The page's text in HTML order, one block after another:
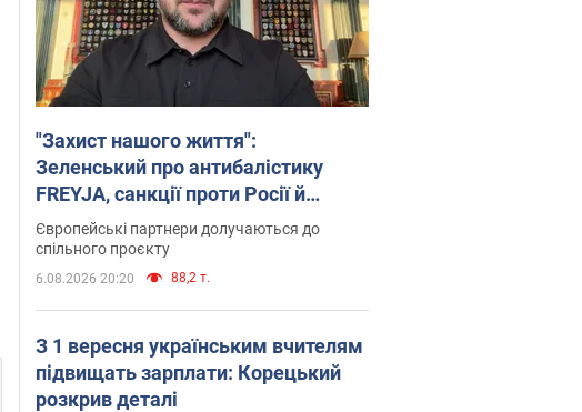
"Захист нашого життя":
Зеленський про антибалістику
FREYJA, санкції проти Росії й
підтримку аграріїв. Відео
Європейські партнери долучаються до
спільного проєкту
6.08.2026 20:20 88,2 т.
З 1 вересня українським вчителям
підвищать зарплати: Корецький
розкрив деталі